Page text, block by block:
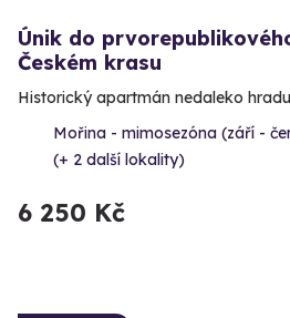
Únik do
Českém krasu
Historický apartmán nedaleko
Mořina - mimosezóna (září -
(+ 2 další lokality)
6 250 Kč